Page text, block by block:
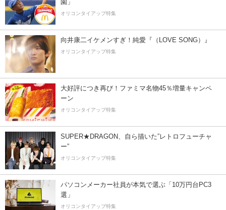
園」
オリコンタイアップ特集
向井康二イケメンすぎ！純愛『（LOVE SONG）』
オリコンタイアップ特集
大好評につき再び！ファミマ名物45％増量キャンペ
ーン
オリコンタイアップ特集
SUPER★DRAGON、自ら描いた”レトロフューチャ
ー”
オリコンタイアップ特集
パソコンメーカー社員が本気で選ぶ「10万円台PC3
選」
オリコンタイアップ特集